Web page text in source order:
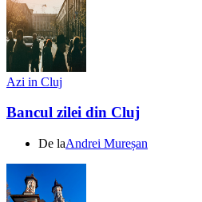
Azi in Cluj
Bancul zilei din Cluj
De laAndrei Mureșan